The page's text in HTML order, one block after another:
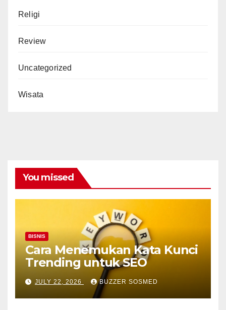
Religi
Review
Uncategorized
Wisata
You missed
BISNIS
Cara Menemukan Kata Kunci
Trending untuk SEO
JULY 22, 2026 BUZZER SOSMED